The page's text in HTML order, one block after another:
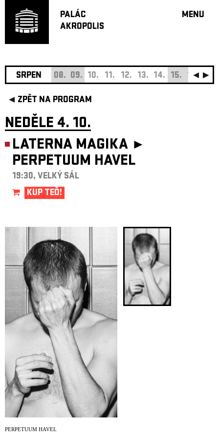
PALÁC
AKROPOLIS
MENU
JAZZ
SRPEN 08. 09. 10. 11. 12. 13. 14. 15. 16. 17.
ZPĚT NA PROGRAM
NEDĚLE 4. 10.
LATERNA MAGIKA ►
PERPETUUM HAVEL
19:30, VELKÝ SÁL
KUP TEĎ!
PERPETUUM HAVEL